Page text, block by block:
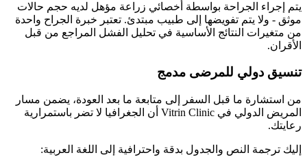
يتم إجراء الجراحة بواسطة أخصائي زراعة مؤهل لديه حجم حالات
موثق - ولا يتم تفويضها إلى طبيب مبتدئ. تعتبر خبرة الجراح واحدة
من متغيرات النتائج الأساسية في تحليل الفشل المراجع من قبل
الأقران.
تنسيق دولي للمرضى مدمج
من استشارة ما قبل السفر إلى متابعة ما بعد العودة، يضمن مسار
المريض الدولي في Vitrin Clinic أن الجغرافيا لا تضر باستمرارية
رعايتك.
إليك ترجمة النص والجدول بدقة واحترافية إلى اللغة العربية: